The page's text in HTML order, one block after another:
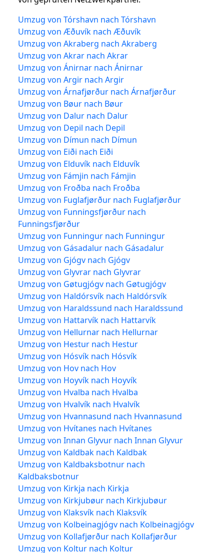
Umzug von Tórshavn nach Tórshavn
Umzug von Æðuvík nach Æðuvík
Umzug von Akraberg nach Akraberg
Umzug von Akrar nach Akrar
Umzug von Ánirnar nach Ánirnar
Umzug von Argir nach Argir
Umzug von Árnafjørður nach Árnafjørður
Umzug von Bøur nach Bøur
Umzug von Dalur nach Dalur
Umzug von Depil nach Depil
Umzug von Dímun nach Dímun
Umzug von Eiði nach Eiði
Umzug von Elduvík nach Elduvík
Umzug von Fámjin nach Fámjin
Umzug von Froðba nach Froðba
Umzug von Fuglafjørður nach Fuglafjørður
Umzug von Funningsfjørður nach
Funningsfjørður
Umzug von Funningur nach Funningur
Umzug von Gásadalur nach Gásadalur
Umzug von Gjógv nach Gjógv
Umzug von Glyvrar nach Glyvrar
Umzug von Gøtugjógv nach Gøtugjógv
Umzug von Haldórsvík nach Haldórsvík
Umzug von Haraldssund nach Haraldssund
Umzug von Hattarvík nach Hattarvík
Umzug von Hellurnar nach Hellurnar
Umzug von Hestur nach Hestur
Umzug von Hósvík nach Hósvík
Umzug von Hov nach Hov
Umzug von Hoyvík nach Hoyvík
Umzug von Hvalba nach Hvalba
Umzug von Hvalvík nach Hvalvík
Umzug von Hvannasund nach Hvannasund
Umzug von Hvítanes nach Hvítanes
Umzug von Innan Glyvur nach Innan Glyvur
Umzug von Kaldbak nach Kaldbak
Umzug von Kaldbaksbotnur nach
Kaldbaksbotnur
Umzug von Kirkja nach Kirkja
Umzug von Kirkjubøur nach Kirkjubøur
Umzug von Klaksvík nach Klaksvík
Umzug von Kolbeinagjógv nach Kolbeinagjógv
Umzug von Kollafjørður nach Kollafjørður
Umzug von Koltur nach Koltur